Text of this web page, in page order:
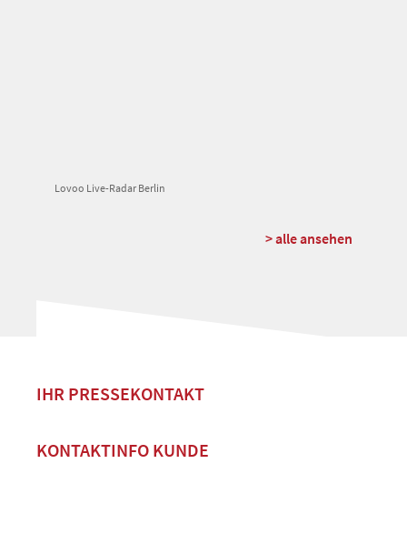
Lovoo Live-Radar Berlin
> alle ansehen
IHR PRESSEKONTAKT
KONTAKTINFO KUNDE